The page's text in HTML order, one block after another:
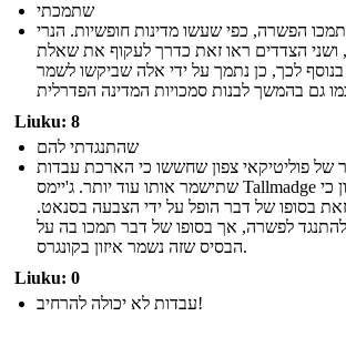
שתמכתי
הפשרה, כפי שעשו מדינות חופשיות. הנרי
ושני הצדדים ראו זאת כדרך לעקוף את שאלת
לכך, כן נתמך על ידי אלה שביקשו לשמר
Liuku: 8
שהתנגדתי להם
של פוליטיקאי צפון שחששו כי הארכת עבדות
שתישמר אותו עוד יותר. ג'יימס Tallmadge של ניו יורק אפילו הציע תיקון כי
זאת בסופו של דבר הופל על ידי הצבעה בסנאט.
לפשרה, אך בסופו של דבר תמכו בה על
הבסיס שזה נשמר איזון בקונגרס.
Liuku: 0
עבדות לא יכולה להרחיב!